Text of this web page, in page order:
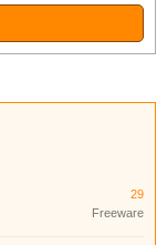
29
Freeware